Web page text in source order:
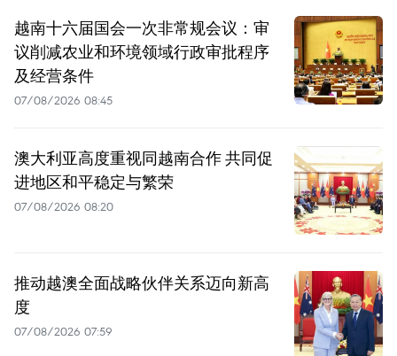
越南十六届国会一次非常规会议：审
议削减农业和环境领域行政审批程序
及经营条件
07/08/2026 08:45
澳大利亚高度重视同越南合作 共同促
进地区和平稳定与繁荣
07/08/2026 08:20
推动越澳全面战略伙伴关系迈向新高
度
07/08/2026 07:59